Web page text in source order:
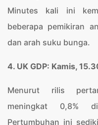
Minutes kali ini
beberapa pemikiran
dan arah suku bunga.
4. UK GDP: Kamis,
Menurut rilis
meningkat 0,8%
Pertumbuhan ini